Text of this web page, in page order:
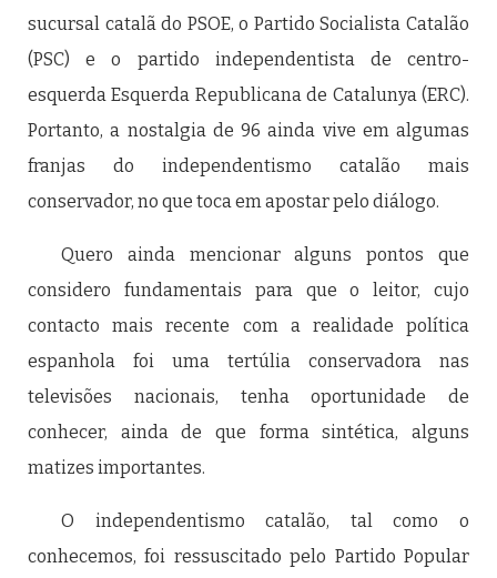
sucursal catalã do PSOE, o Partido Socialista Catalão
(PSC) e o partido independentista de centro-
esquerda Esquerda Republicana de Catalunya (ERC).
Portanto, a nostalgia de 96 ainda vive em algumas
franjas do independentismo catalão mais
conservador, no que toca em apostar pelo diálogo.
Quero ainda mencionar alguns pontos que
considero fundamentais para que o leitor, cujo
contacto mais recente com a realidade política
espanhola foi uma tertúlia conservadora nas
televisões nacionais, tenha oportunidade de
conhecer, ainda de que forma sintética, alguns
matizes importantes.
O independentismo catalão, tal como o
conhecemos, foi ressuscitado pelo Partido Popular